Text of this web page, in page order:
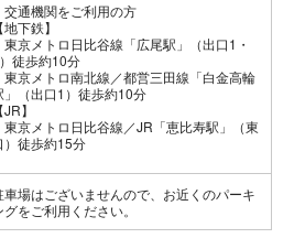
交通機関をご利用の方
【地下鉄】
東京メトロ日比谷線「広尾駅」（出口1・
徒歩約10分
東京メトロ南北線／都営三田線「白金高輪
」（出口1）徒歩約10分
【JR】
東京メトロ日比谷線／JR「恵比寿駅」（東
）徒歩約15分
車場はございませんので、お近くのパーキ
グをご利用ください。